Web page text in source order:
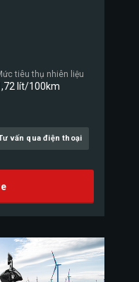
tiêu thụ nhiên liệu
lít/100km
vấn qua điện thoại